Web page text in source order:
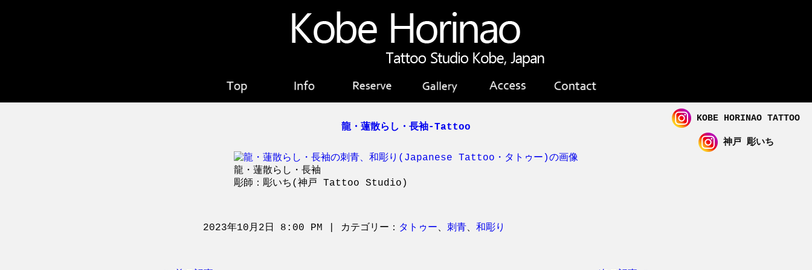
KOBE HORINAO TATTOO
神戸 彫いち
龍・蓮散らし・長袖-Tattoo
龍・蓮散らし・長袖
彫師：彫いち(神戸 Tattoo Studio)
2023年10月2日 8:00 PM | カテゴリー： タトゥー、 刺青、 和彫り